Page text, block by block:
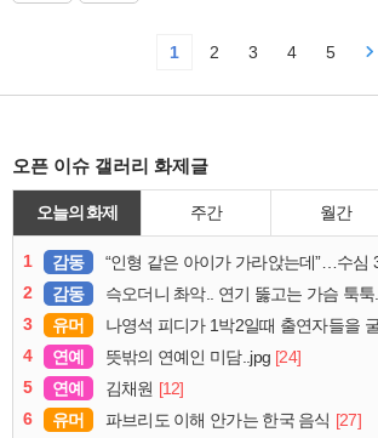
1 2 3 4 5
오픈 이슈 갤러리 화제글
오늘의 화제 주간 월간
1 감동 “인형 같은 아이가 가라앉는데”…수심 3m 호수 뛰어
2
감동 슥오더니 촤악.. 연기 뚫고는 가슴 툭툭.. 지나가던
3
유머 나영석 피디가 1박2일때 출연자들을
4
연예 뜻밖의 연예인 미담..jpg [24]
5
연예 김채원 [12]
6
유머 파브리도 이해 안가는 한국 음식 [27]